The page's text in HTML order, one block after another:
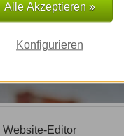
Alle Akzeptieren »
Konfigurieren
Website-Editor